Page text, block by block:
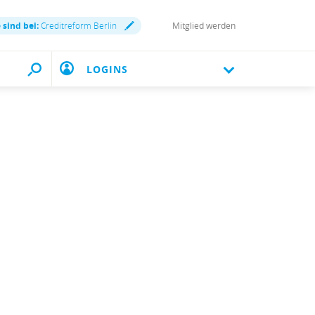
sind bei:Creditreform Berlin Mitglied werden
LOGINS